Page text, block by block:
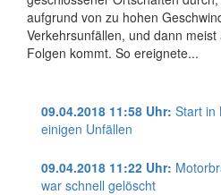
aufgrund von zu hohen
Verkehrsunfällen, und dann
Folgen kommt. So ereignete...
09.04.2018 11:58 Uhr: Start in
einigen Unfällen
09.04.2018 11:22 Uhr:
war schnell gelöscht